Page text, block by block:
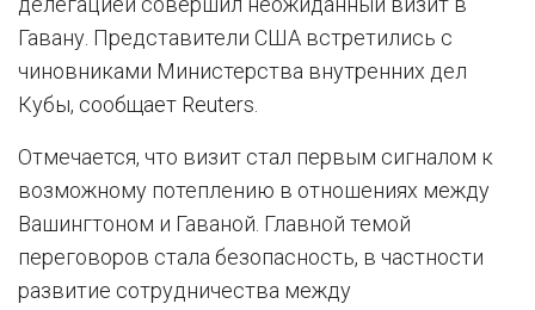
Гавану. Представители США встретились с
чиновниками Министерства внутренних дел
Кубы, сообщает Reuters.
Отмечается, что визит стал первым сигналом к
возможному потеплению в отношениях между
Вашингтоном и Гаваной. Главной темой
переговоров стала безопасность, в частности
развитие сотрудничества между